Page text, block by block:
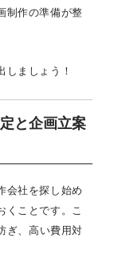
制作の準備が整
しましょう！
と企画立案
会社を探し始め
くことです。こ
ぎ、高い費用対